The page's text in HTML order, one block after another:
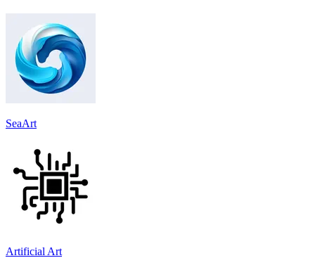
SeaArt
Artificial Art